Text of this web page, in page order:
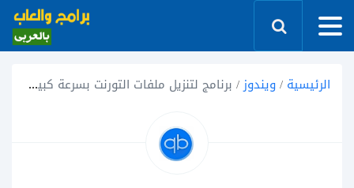
الرئيسية /ويندوز/ برنامج لتنزيل ملفات التورنت بسرعة كبيره 2022 qBittorent للكمبيوتر